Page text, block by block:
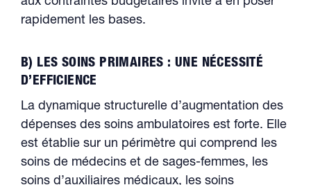
rapidement les bases.
B) LES SOINS PRIMAIRES : UNE NÉCESSITÉ
D’EFFICIENCE
La dynamique structurelle d’augmentation des
dépenses des soins ambulatoires est forte. Elle
est établie sur un périmètre qui comprend les
soins de médecins et de sages-femmes, les
soins d’auxiliaires médicaux, les soins